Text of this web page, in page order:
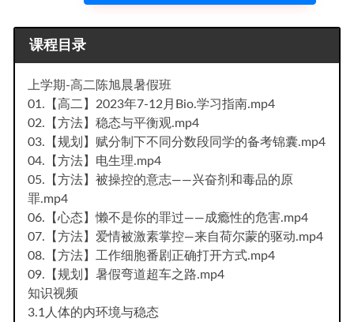
课程目录
上学期-高二陈旭晨暑假班
01.【高二】2023年7-12月Bio.学习指南.mp4
02.【方法】稳态与平衡观.mp4
03.【规划】赋分制下不同分数段同学的备考锦囊.mp4
04.【方法】电生理.mp4
05.【方法】被操控的意志——兴奋剂和毒品的原
罪.mp4
06.【心态】懒不是你的罪过——成瘾性的危害.mp4
07.【方法】爱情被激素掌控—来自荷尔蒙的驱动.mp4
08.【方法】工作细胞番剧正确打开方式.mp4
09.【规划】暑假弯道超车之路.mp4
知识视频
3.1人体的内环境与稳态